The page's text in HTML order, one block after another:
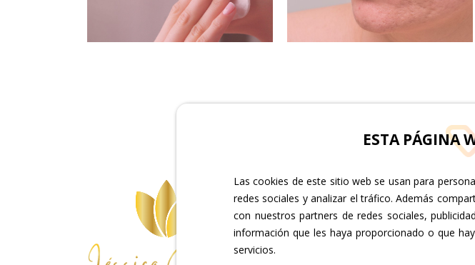
ESTA PÁGINA
Las cookies de este sitio web se usan para
redes sociales y analizar el tráfico. Además
con nuestros partners de redes sociales,
información que les haya proporcionado o que
servicios.
C/ Isla de la Graciosa,
baja. 35110. Vecindario
Lunes a viernes: 10:00 a